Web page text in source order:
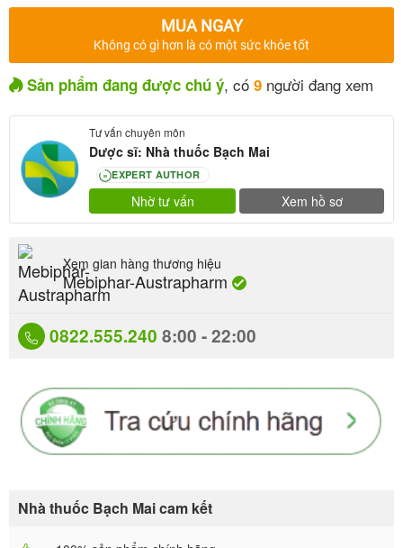
MUA NGAY
Không có gì hơn là có một sức khỏe tốt
Sản phẩm đang được chú ý, có 9 người đang xem
Tư vấn chuyên môn
Dược sĩ: Nhà thuốc Bạch Mai
80 EXPERT AUTHOR
Nhờ tư vấn Xem hồ sơ
0822.555.240 8:00 - 22:00
Xem gian hàng thương hiệu
Mebiphar-Austrapharm
Nhà thuốc Bạch Mai cam kết